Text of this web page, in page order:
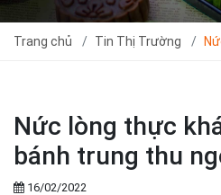
Trang chủ Tin Thị Trường
Nức lòng thực
bánh trung thu
16/02/2022